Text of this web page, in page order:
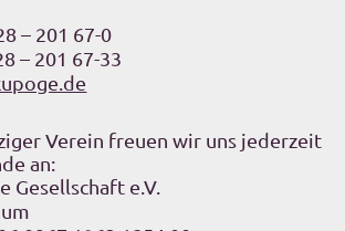
– 201 67-0
– 201 67-33
Verein freuen wir uns jederzeit
an:
Gesellschaft e.V.